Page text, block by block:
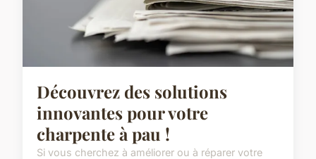
Découvrez des solutions
innovantes pour votre
charpente à pau !
Si vous cherchez à améliorer ou à réparer votre